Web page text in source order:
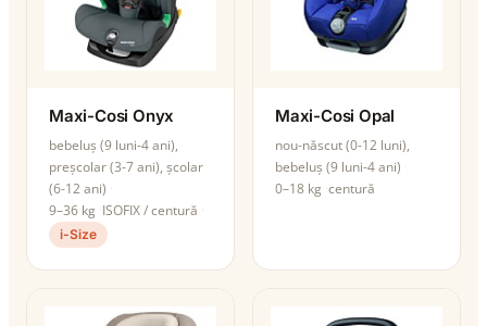
Maxi-Cosi Onyx
bebeluș (9 luni-4 ani),
preșcolar (3-7 ani), școlar
(6-12 ani)
9–36 kg ISOFIX / centură
i-Size
Maxi-Cosi Opal
nou-născut (0-12 luni),
bebeluș (9 luni-4 ani)
0–18 kg centură